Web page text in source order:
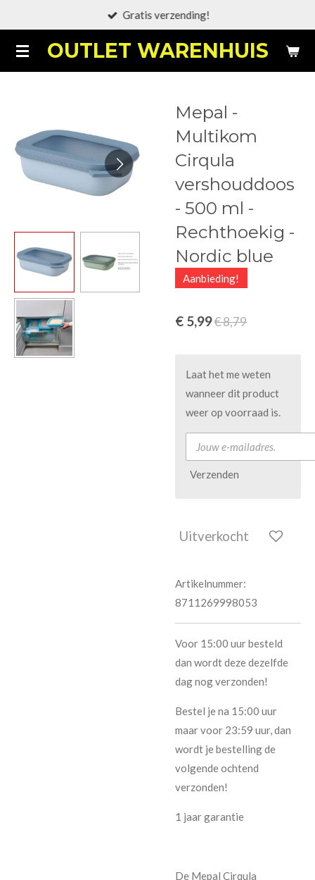
naar
de
OUTLET WARENHUIS
Gratis verzending!
Mepal -
Multikom
Cirqula
vershouddoos
- 500 ml -
Rechthoekig -
Nordic blue
Aanbieding!
€ 5,99€ 8,79
Laat het me weten
wanneer dit product
weer op voorraad is.
Verzenden
Uitverkocht
Artikelnummer:
8711269998053
Voor 15:00 uur besteld
dan wordt deze dezelfde
dag nog verzonden!
Bestel je na 15:00 uur
maar voor 23:59 uur, dan
wordt je bestelling de
volgende ochtend
verzonden!
1 jaar garantie
De Mepal Cirqula